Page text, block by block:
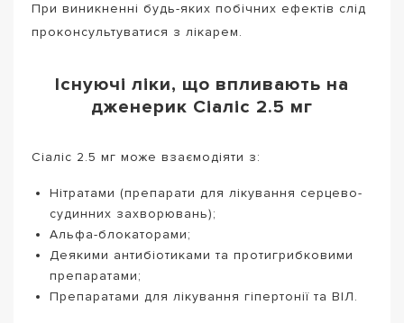
При виникненні будь-яких побічних ефектів слід
проконсультуватися з лікарем.
Існуючі ліки, що впливають на
дженерик Сіаліс 2.5 мг
Сіаліс 2.5 мг може взаємодіяти з:
Нітратами (препарати для лікування серцево-
судинних захворювань);
Альфа-блокаторами;
Деякими антибіотиками та протигрибковими
препаратами;
Препаратами для лікування гіпертонії та ВІЛ.